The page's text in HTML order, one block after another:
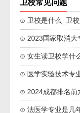
卫校常见问题
⊙ 卫校是什么_卫
⊙ 2023国家取消大
⊙ 女生读卫校学什
⊙ 医学实验技术专
⊙ 2024成都排名前
⊙ 法医学专业是几